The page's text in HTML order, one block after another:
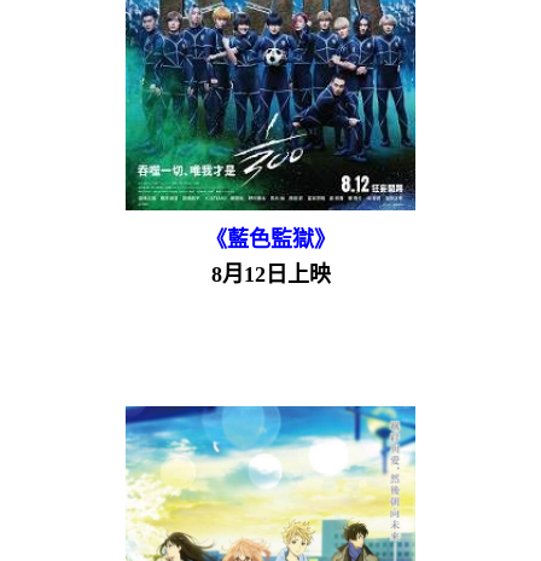
《藍色監獄》
8月12日上映